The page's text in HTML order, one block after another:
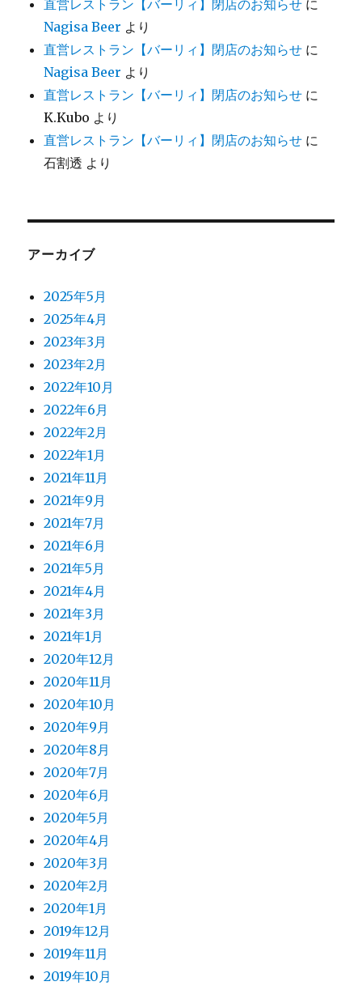
直営レストラン【バーリィ】閉店のお知らせ に
Nagisa Beer より
直営レストラン【バーリィ】閉店のお知らせ に
Nagisa Beer より
直営レストラン【バーリィ】閉店のお知らせ に
K.Kubo より
直営レストラン【バーリィ】閉店のお知らせ に
石割透 より
アーカイブ
2025年5月
2025年4月
2023年3月
2023年2月
2022年10月
2022年6月
2022年2月
2022年1月
2021年11月
2021年9月
2021年7月
2021年6月
2021年5月
2021年4月
2021年3月
2021年1月
2020年12月
2020年11月
2020年10月
2020年9月
2020年8月
2020年7月
2020年6月
2020年5月
2020年4月
2020年3月
2020年2月
2020年1月
2019年12月
2019年11月
2019年10月